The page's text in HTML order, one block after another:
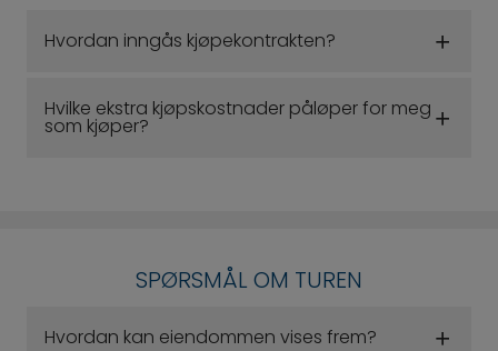
Hvordan inngås kjøpekontrakten?
Hvilke ekstra kjøpskostnader påløper for meg
som kjøper?
SPØRSMÅL OM TUREN
Hvordan kan eiendommen vises frem?